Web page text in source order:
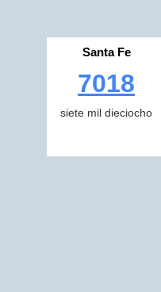
Santa Fe
7018
siete mil dieciocho